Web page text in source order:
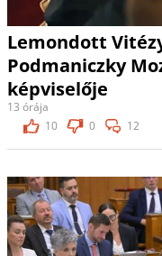
Lemondott
Podmaniczky
képviselője
13 órája
10
0 12